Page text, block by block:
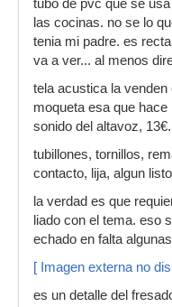
tubo de pvc que se
las cocinas. no se lo
tenia mi padre. es
va a ver... al menos
tela acustica la venden
moqueta esa que
sonido del altavoz,
tubillones, tornillos,
contacto, lija, algun
la verdad es que
liado con el tema. eso
echado en falta
[ Imagen externa no
es un detalle del